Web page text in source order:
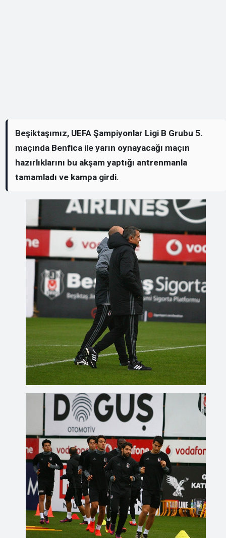
Beşiktaşımız, UEFA Şampiyonlar Ligi B Grubu 5.
maçında Benfica ile yarın oynayacağı maçın
hazırlıklarını bu akşam yaptığı antrenmanla
tamamladı ve kampa girdi.